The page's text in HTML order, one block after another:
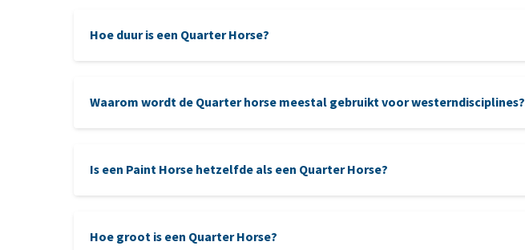
Hoe duur is een Quarter Horse?
Waarom wordt de Quarter horse meestal gebruikt voor westerndisciplines?
Is een Paint Horse hetzelfde als een Quarter Horse?
Hoe groot is een Quarter Horse?